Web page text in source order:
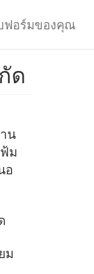
ฟอร์มของคุณ
ด
น
ม
อ
ม